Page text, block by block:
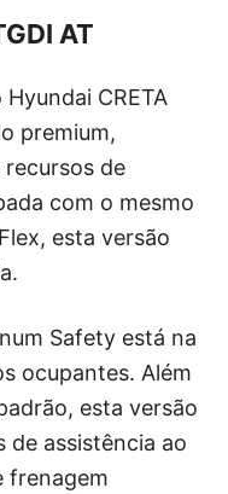
AT
CRETA
premium,
recursos de
com o mesmo
esta versão
Safety está na
ocupantes. Além
esta versão
de assistência ao
frenagem